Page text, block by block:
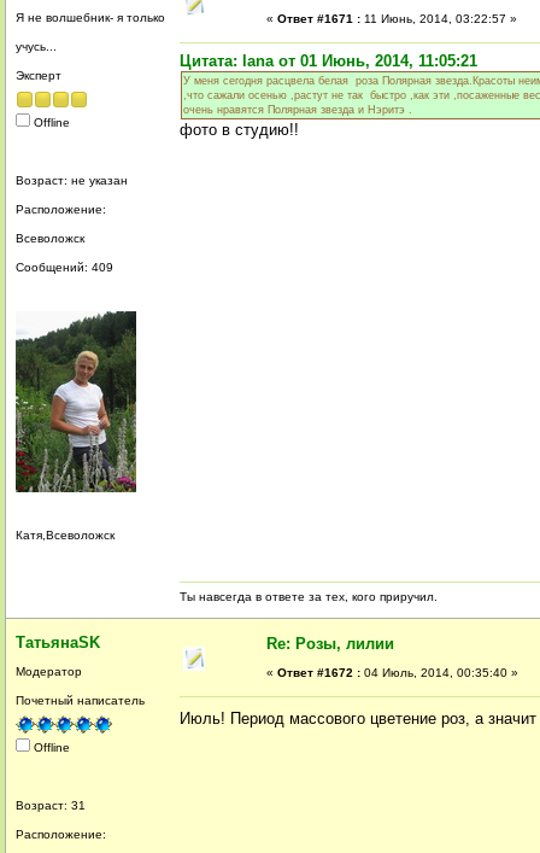
Я не волшебник- я только
учусь...
Эксперт
Offline
Возраст: не указан
Расположение:
Всеволожск
Сообщений: 409
Катя,Всеволожск
« Ответ #1671 : 11 Июнь, 2014, 03:22:57 »
Цитата: lana от 01 Июнь, 2014, 11:05:21
У меня сегодня расцвела белая роза Полярная звезда.Красоты
,что сажали осенью ,растут не так быстро ,как эти ,посаженные
очень нравятся Полярная звезда и Нэритэ .
фото в студию!!
Ты навсегда в ответе за тех, кого приручил.
ТатьянаSK
Модератор
Почетный написатель
Offline
Возраст: 31
Расположение:
Re: Розы, лилии
« Ответ #1672 : 04 Июль, 2014, 00:35:40 »
Июль! Период массового цветение роз, а